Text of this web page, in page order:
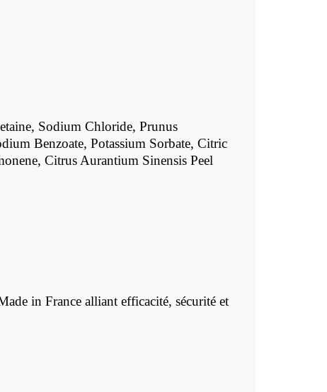
Sodium Chloride, Prunus
Benzoate, Potassium Sorbate, Citric
Citrus Aurantium Sinensis Peel
in France alliant efficacité, sécurité et